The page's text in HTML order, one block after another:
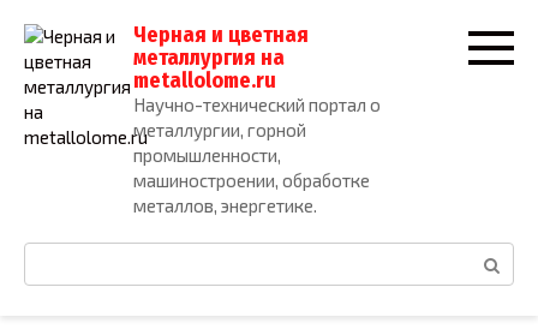
контенту
Черная и цветная
металлургия на
metallolome.ru
Научно-технический портал о
металлургии, горной
промышленности,
машиностроении, обработке
металлов, энергетике.